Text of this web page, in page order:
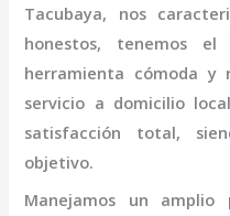
Tacubaya, nos
honestos, tenemos
herramienta cómoda y
servicio a domicilio
satisfacción total,
objetivo.
Manejamos un